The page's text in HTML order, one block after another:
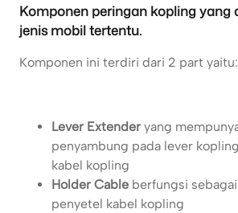
Komponen peringan kopling yang
jenis mobil tertentu.
Komponen ini terdiri dari 2 part yaitu:
Lever Extender yang
penyambung pada lever
kabel kopling
Holder Cable berfungsi
penyetel kabel kopling